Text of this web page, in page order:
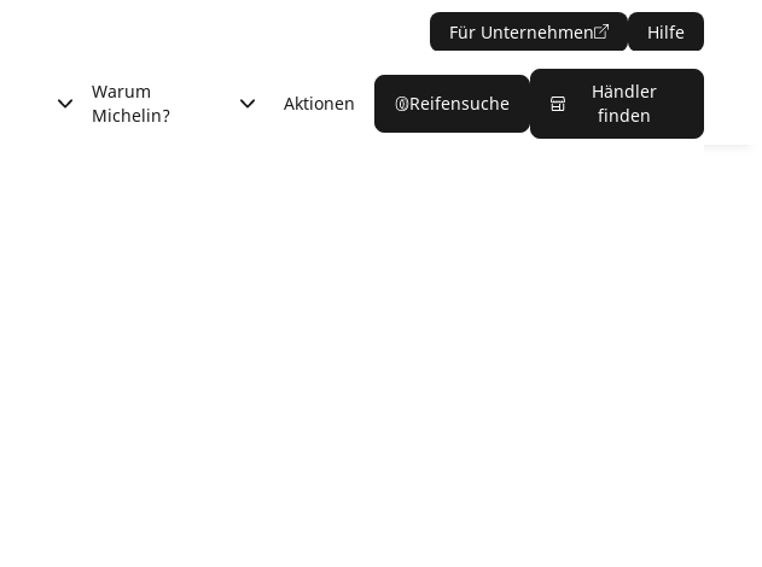
Für Unternehmen Hilfe
Warum
Michelin?
Aktionen Reifensuche
Händler
finden